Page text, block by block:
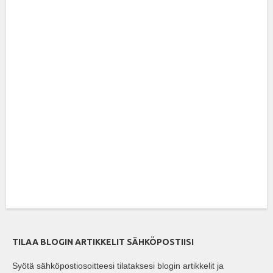
TILAA BLOGIN ARTIKKELIT SÄHKÖPOSTIISI
Syötä sähköpostiosoitteesi tilataksesi blogin artikkelit ja